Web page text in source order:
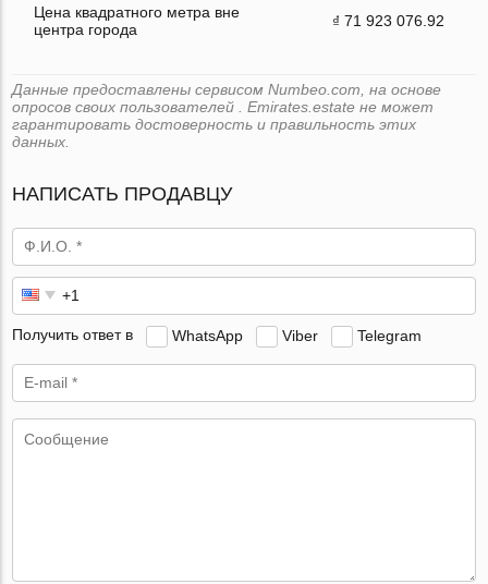
Цена квадратного метра вне
центра города
₫ 71 923 076.92
Данные предоставлены сервисом Numbeo.com, на основе
опросов своих пользователей . Emirates.estate не может
гарантировать достоверность и правильность этих
данных.
НАПИСАТЬ ПРОДАВЦУ
Получить ответ в WhatsApp Viber Telegram